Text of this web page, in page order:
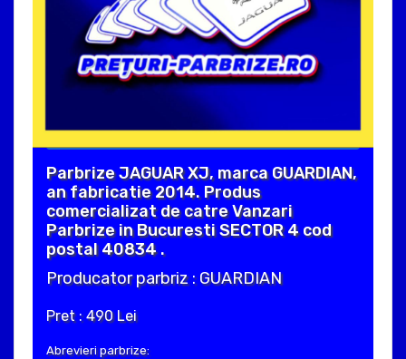
Parbrize JAGUAR XJ, marca GUARDIAN,
an fabricatie 2014. Produs
comercializat de catre Vanzari
Parbrize in Bucuresti SECTOR 4 cod
postal 40834 .
Producator parbriz : GUARDIAN
Pret : 490 Lei
Abrevieri parbrize: